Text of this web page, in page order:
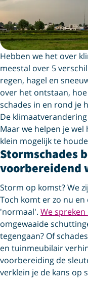
Hebben we het over
meestal over 5
regen, hagel en
over het ontstaan,
schades in en rond je
De
Maar we helpen je
klein mogelijk te
Stormschades
voorbereidend
Storm op komst? We
Toch komt er zo nu
'normaal'. We
omgewaaide
tegengaan? Of
en tuinmeubilair
voorbereiding de
verklein je de kans op